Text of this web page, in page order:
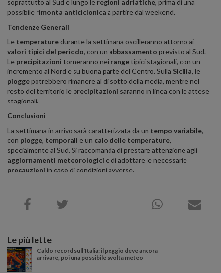
soprattutto al Sud e lungo le regioni adriatiche, prima di una
possibile rimonta anticiclonica a partire dal weekend.
Tendenze Generali
Le temperature durante la settimana oscilleranno attorno ai
valori tipici del periodo, con un abbassamento previsto al Sud.
Le precipitazioni torneranno nei rangetipici stagionali, con un
incremento al Nord e su buona parte del Centro. Sulla Sicilia, le
pioggepotrebbero rimanere al di sotto della media, mentre nel
resto del territorio le precipitazioni saranno in linea con le attese
stagionali.
Conclusioni
La settimana in arrivo sarà caratterizzata da un tempo variabile,
con piogge, temporali e un calo delle temperature,
specialmente al Sud. Si raccomanda di prestare attenzione agli
aggiornamenti meteorologici e di adottare le necessarie
precauzioni in caso di condizioni avverse.
Le più lette
Caldo record sull'Italia: il peggio deve ancora
arrivare, poi una possibile svolta meteo